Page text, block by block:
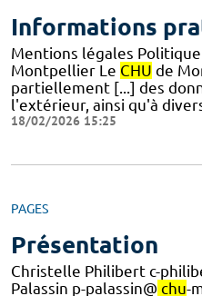
Informations
Mentions légales
Montpellier Le CHU de
partiellement [...] des
l'extérieur, ainsi qu'à
18/02/2026 15:25
PAGES
Présentation
Christelle Philibert c-
Palassin p-palassin@ chu-